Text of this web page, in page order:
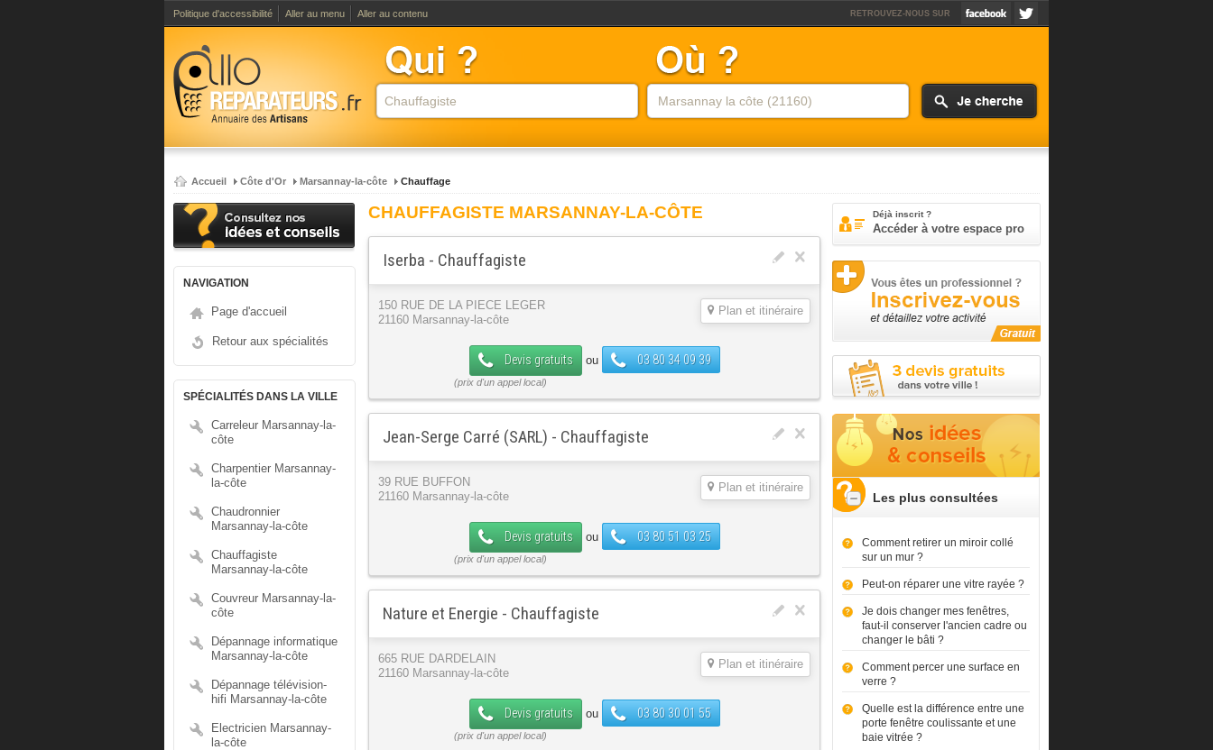
Politique d'accessibilité Aller au menu Aller au contenu RETROUVEZ-NOUS SUR
Accueil Côte d'Or Marsannay-la-côte Chauffage
NAVIGATION
Page d'accueil
Retour aux spécialités
SPÉCIALITÉS DANS LA VILLE
Carreleur Marsannay-la-
côte
Charpentier Marsannay-
la-côte
Chaudronnier
Marsannay-la-côte
Chauffagiste
Marsannay-la-côte
Couvreur Marsannay-la-
côte
Dépannage informatique
Marsannay-la-côte
Dépannage télévision-
hifi Marsannay-la-côte
Electricien Marsannay-
la-côte
CHAUFFAGISTE MARSANNAY-LA-CÔTE
Iserba - Chauffagiste
Plan et itinéraire
150 RUE DE LA PIECE LEGER
21160 Marsannay-la-côte
Devis gratuits ou 03 80 34 09 39
Jean-Serge Carré (SARL) - Chauffagiste
Plan et itinéraire
39 RUE BUFFON
21160 Marsannay-la-côte
Devis gratuits ou 03 80 51 03 25
Nature et Energie - Chauffagiste
Plan et itinéraire
665 RUE DARDELAIN
21160 Marsannay-la-côte
Devis gratuits ou 03 80 30 01 55
Déjà inscrit ?
Accéder à votre espace pro
Les plus consultées
Comment retirer un miroir collé
sur un mur ?
Peut-on réparer une vitre rayée ?
Je dois changer mes fenêtres,
faut-il conserver l'ancien cadre ou
changer le bâti ?
Comment percer une surface en
verre ?
Quelle est la différence entre une
porte fenêtre coulissante et une
baie vitrée ?